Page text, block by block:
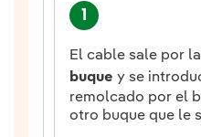
1
El cable sale por la
buque y se
remolcado por el
otro buque que le